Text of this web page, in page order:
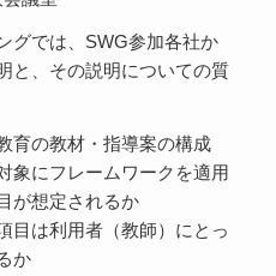
グでは、SWG参加各社か
と、その説明についての質
育の教材・指導案の構成
象にフレームワークを適用
が想定されるか
目は利用者（教師）にとっ
か